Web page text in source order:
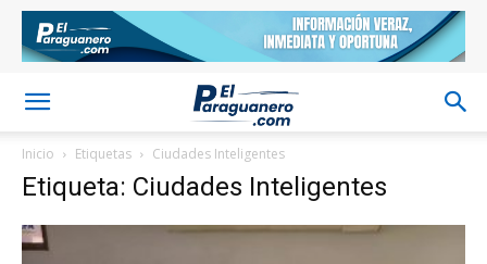
Inicio Etiquetas Ciudades Inteligentes
Etiqueta: Ciudades Inteligentes